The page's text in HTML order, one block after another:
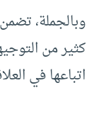
وبالجملة،
كثير من
اتباعها في